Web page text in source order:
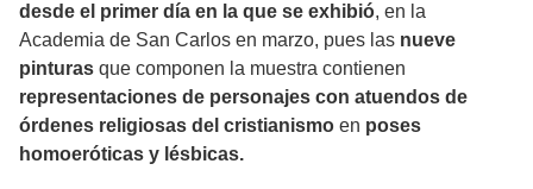
desde el primer día en la que se exhibió, en la
Academia de San Carlos en marzo, pues las nueve
pinturas que componen la muestra contienen
representaciones de personajes con atuendos de
órdenes religiosas del cristianismo en poses
homoeróticas y lésbicas.